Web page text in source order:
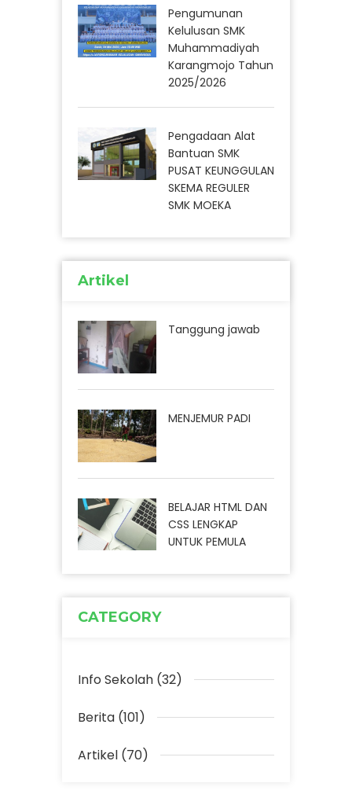
Pengumunan
Kelulusan SMK
Muhammadiyah
Karangmojo Tahun
2025/2026
Pengadaan Alat
Bantuan SMK
PUSAT KEUNGGULAN
SKEMA REGULER
SMK MOEKA
Artikel
Tanggung jawab
MENJEMUR PADI
BELAJAR HTML DAN
CSS LENGKAP
UNTUK PEMULA
CATEGORY
Info Sekolah (32)
Berita (101)
Artikel (70)